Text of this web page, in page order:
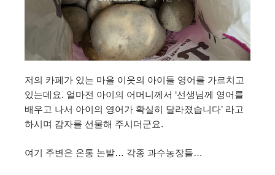
저의 카페가 있는 마을 이웃의 아이들 영어를 가르치고
있는데요. 얼마전 아이의 어머니께서 ‘선생님께 영어를
배우고 나서 아이의 영어가 확실히 달라졌습니다’ 라고
하시며 감자를 선물해 주시더군요.
여기 주변은 온통 논밭… 각종 과수농장들…